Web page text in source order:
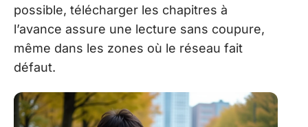
possible, télécharger les chapitres à
l’avance assure une lecture sans coupure,
même dans les zones où le réseau fait
défaut.